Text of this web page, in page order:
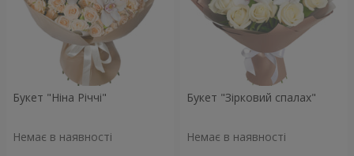
Букет "Ніна Річчі"
Немає в наявності
Букет "Зірковий спалах"
Немає в наявності